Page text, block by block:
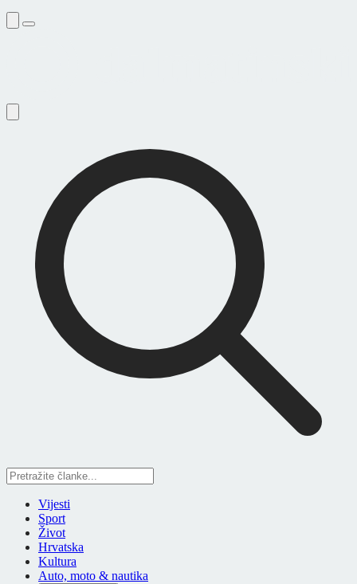
Vijesti
Sport
Život
Hrvatska
Kultura
Auto, moto & nautika